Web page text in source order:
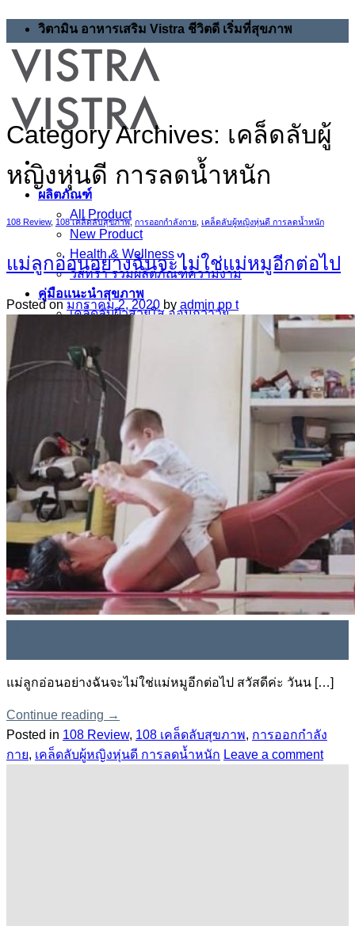
content
วิตามิน อาหารเสริม Vistra ชีวิตดี เริ่มที่สุขภาพ
ผลิตภัณฑ์
All Product
New Product
Health & Wellness
วิสทร้า รวมผลิตภัณฑ์ความงาม
คู่มือแนะนำสุขภาพ
เคล็ดลับผิวสวยใส อ่อนกว่าวัย
เคล็ดลับผมสวยสุขภาพดี
เคล็ดลับดูแลสุขภาพกระดูกและข้อ
เกร็ดความรู้สุขภาพ
เคล็ดลับดูแลสมองและระบบประสาท
สุขภาพแข็งแรง เสริมสร้างภูมิคุ้มกัน
ลดน้ำหนักกระชับสัดส่วน
เคล็ดลับดูแลสุขภาพดวงตา
สุขภาพหัวใจและหลอดเลือด
ข่าวสาร
สถานที่จัดจำหน่ายสินค้า
ปรึกษาผู้เชี่ยวชาญ
Category Archives: เคล็ดลับผู้
หญิงหุ่นดี การลดน้ำหนัก
108 Review, 108 เคล็ดลับสุขภาพ, การออกกำลังกาย, เคล็ดลับผู้หญิงหุ่นดี การลดน้ำหนัก
แม่ลูกอ่อนอย่างฉันจะไม่ใช่แม่หมูอีกต่อไป
Posted on มกราคม 2, 2020 by admin pp t
แม่ลูกอ่อนอย่างฉันจะไม่ใช่แม่หมูอีกต่อไป สวัสดีค่ะ วันน […]
Continue reading →
Posted in 108 Review, 108 เคล็ดลับสุขภาพ, การออกกำลัง
กาย, เคล็ดลับผู้หญิงหุ่นดี การลดน้ำหนัก Leave a comment